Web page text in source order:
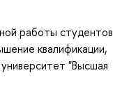
работы студентов
квалификации,
"Высшая